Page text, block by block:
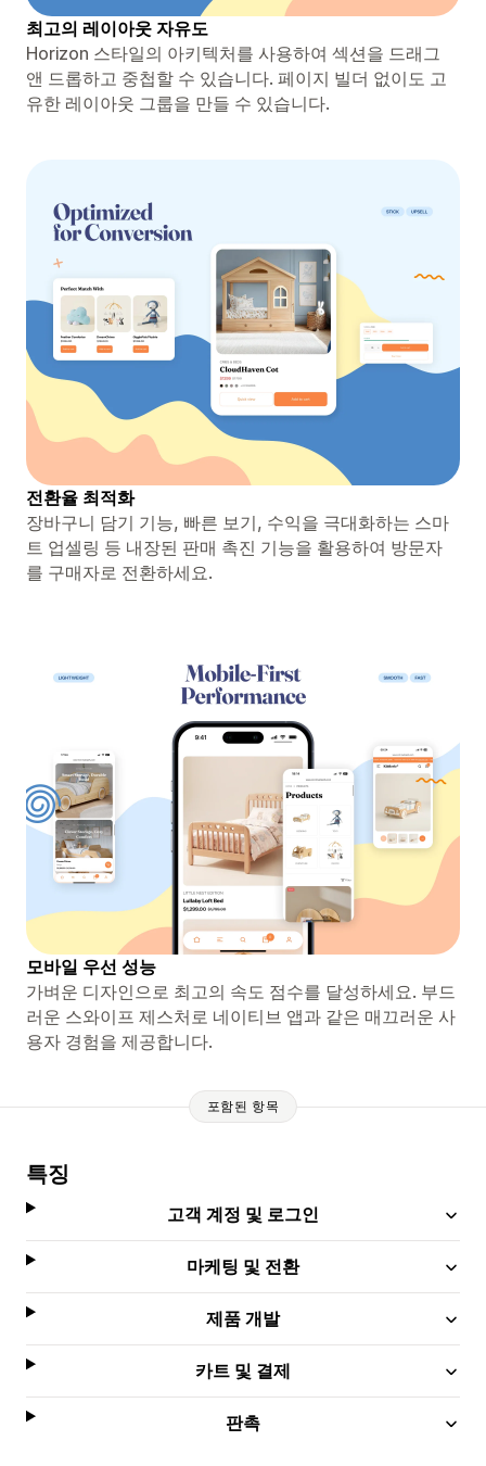
최고의 레이아웃 자유도
Horizon 스타일의 아키텍처를 사용하여 섹션을 드래그
앤 드롭하고 중첩할 수 있습니다. 페이지 빌더 없이도 고
유한 레이아웃 그룹을 만들 수 있습니다.
전환율 최적화
장바구니 담기 기능, 빠른 보기, 수익을 극대화하는 스마
트 업셀링 등 내장된 판매 촉진 기능을 활용하여 방문자
를 구매자로 전환하세요.
모바일 우선 성능
가벼운 디자인으로 최고의 속도 점수를 달성하세요. 부드
러운 스와이프 제스처로 네이티브 앱과 같은 매끄러운 사
용자 경험을 제공합니다.
포함된 항목
특징
고객 계정 및 로그인
마케팅 및 전환
제품 개발
카트 및 결제
판촉